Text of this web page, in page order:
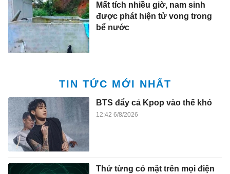
Mất tích nhiều giờ, nam sinh
được phát hiện tử vong trong
bể nước
TIN TỨC MỚI NHẤT
BTS đẩy cả Kpop vào thế khó
12:42 6/8/2026
Thứ từng có mặt trên mọi điện